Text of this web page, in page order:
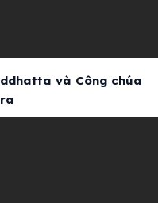
và Công chúa